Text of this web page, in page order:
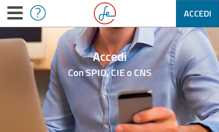
ACCEDI
Accedi
Con SPID, CIE o CNS